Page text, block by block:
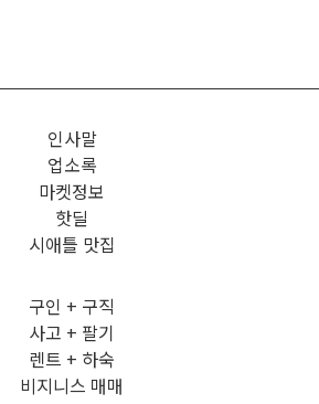
인사말
업소록
마켓정보
핫딜
시애틀 맛집
구인 + 구직
사고 + 팔기
렌트 + 하숙
비지니스 매매